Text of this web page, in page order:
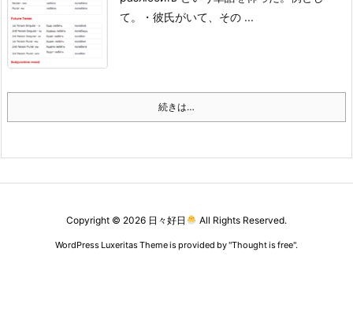
て。
・彼氏がいて、その ...
続きは…
Copyright © 2026 日々好日 All Rights Reserved.
WordPress Luxeritas Theme is provided by "Thought is free".